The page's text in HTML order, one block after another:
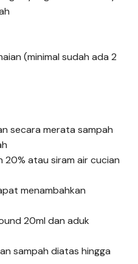
(minimal sudah ada 2
secara merata sampah
20% atau siram air cucian
menambahkan
20ml dan aduk
sampah diatas hingga